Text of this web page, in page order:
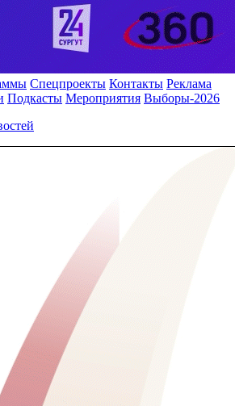
Спецпроекты Контакты Реклама
Подкасты Мероприятия Выборы-2026